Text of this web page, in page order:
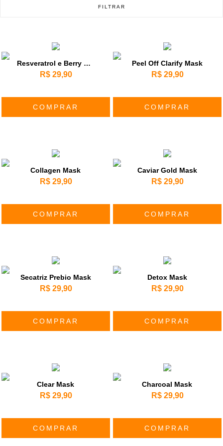
FILTRAR
Resveratrol e Berry Mask
R$ 29,90
COMPRAR
Peel Off Clarify Mask
R$ 29,90
COMPRAR
Collagen Mask
R$ 29,90
COMPRAR
Caviar Gold Mask
R$ 29,90
COMPRAR
Secatriz Prebio Mask
R$ 29,90
COMPRAR
Detox Mask
R$ 29,90
COMPRAR
Clear Mask
R$ 29,90
COMPRAR
Charcoal Mask
R$ 29,90
COMPRAR